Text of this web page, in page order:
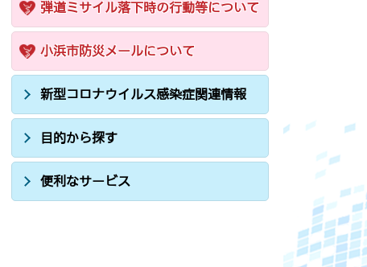
弾道ミサイル落下時の行動等について
小浜市防災メールについて
新型コロナウイルス感染症関連情報
目的から探す
便利なサービス